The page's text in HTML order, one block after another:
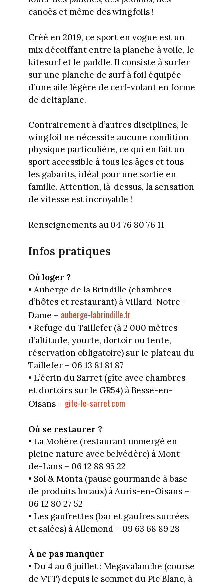
canoës et même des wingfoils !
Créé en 2019, ce sport en vogue est un
mix décoiffant entre la planche à voile, le
kitesurf et le paddle. Il consiste à surfer
sur une planche de surf à foil équipée
d’une aile légère de cerf-volant en forme
de deltaplane.
Contrairement à d’autres disciplines, le
wingfoil ne nécessite aucune condition
physique particulière, ce qui en fait un
sport accessible à tous les âges et tous
les gabarits, idéal pour une sortie en
famille. Attention, là-dessus, la sensation
de vitesse est incroyable !
Renseignements au 04 76 80 76 11
Infos pratiques
Où loger ?
• Auberge de la Brindille (chambres
d’hôtes et restaurant) à Villard-Notre-
Dame – auberge-labrindille.fr
• Refuge du Taillefer (à 2 000 mètres
d’altitude, yourte, dortoir ou tente,
réservation obligatoire) sur le plateau du
Taillefer – 06 13 81 81 87
• L’écrin du Sarret (gîte avec chambres
et dortoirs sur le GR54) à Besse-en-
Oisans – gite-le-sarret.com
Où se restaurer ?
• La Molière (restaurant immergé en
pleine nature avec belvédère) à Mont-
de-Lans – 06 12 88 95 22
• Sol & Monta (pause gourmande à base
de produits locaux) à Auris-en-Oisans –
06 12 80 27 52
• Les gaufrettes (bar et gaufres sucrées
et salées) à Allemond – 09 63 68 89 28
À ne pas manquer
• Du 4 au 6 juillet : Megavalanche (course
de VTT) depuis le sommet du Pic Blanc, à